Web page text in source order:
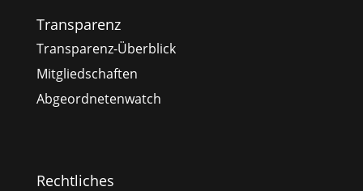
Transparenz
Transparenz-Überblick
Mitgliedschaften
Abgeordnetenwatch
Rechtliches